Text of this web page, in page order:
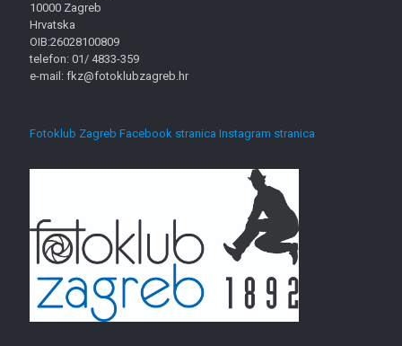
10000 Zagreb
Hrvatska
OIB:26028100809
telefon: 01/ 4833-359
e-mail: fkz@fotoklubzagreb.hr
Fotoklub Zagreb Facebook stranica Instagram stranica